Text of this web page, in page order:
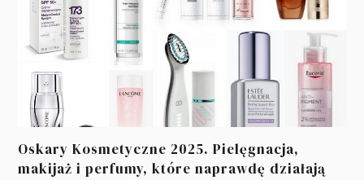
Oskary Kosmetyczne 2025. Pielęgnacja,
makijaż i perfumy, które naprawdę działają